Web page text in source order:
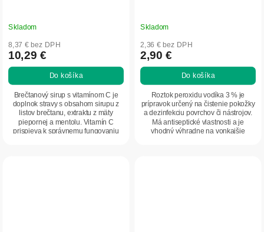
Skladom
8,37 € bez DPH
10,29 €
Do košíka
Brečtanový sirup s vitamínom C je
doplnok stravy s obsahom sirupu z
listov brečtanu, extraktu z mäty
piepornej a mentolu. Vitamín C
prispieva k správnemu fungovaniu
Skladom
2,36 € bez DPH
2,90 €
Do košíka
Roztok peroxidu vodíka 3 % je
prípravok určený na čistenie pokožky
a dezinfekciu povrchov či nástrojov.
Má antiseptické vlastnosti a je
vhodný výhradne na vonkajšie